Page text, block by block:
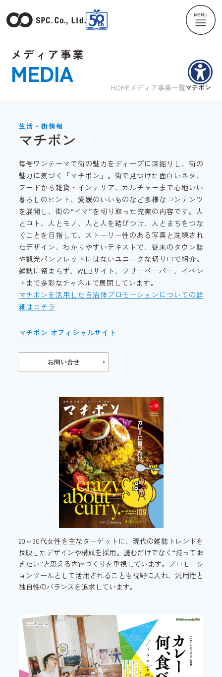
メディア事業
MEDIA HOME メディア事業一覧マチボン
生活・街情報
マチボン
毎号ワンテーマで街の魅力をディープに深掘りし、街の
魅力に気づく「マチボン」。街で見つけた面白いネタ、
フードから雑貨・インテリア、カルチャーまで心地いい
暮らしのヒント、愛媛のいいものなど多様なコンテンツ
を展開し、街の“イマ”を切り取った充実の内容です。人
とコト、人とモノ、人と人を結びつけ、人とまちをつな
ぐことを目指して、ストーリー性のある写真と洗練され
たデザイン、わかりやすいテキストで、従来のタウン誌
や観光パンフレットにはないユニークな切り口で紹介。
雑誌に留まらず、WEBサイト、フリーペーパー、イベン
トまで多彩なチャネルで展開しています。
マチボンを活用した自治体プロモーションについての詳
細はコチラ
マチボン オフィシャルサイト
お問い合せ
20～30代女性を主なターゲットに、現代の雑誌トレンドを
反映したデザインや構成を採用。読むだけでなく“持ってお
きたい”と思える内容づくりを重視しています。プロモーシ
ョンツールとして活用されることも視野に入れ、汎用性と
独自性のバランスを追求しています。